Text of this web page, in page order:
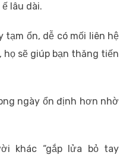
lâu dài.
tạm ổn, dễ có mối liên hệ
họ sẽ giúp bạn thăng tiến
ngày ổn định hơn nhờ
khác “gắp lửa bỏ tay